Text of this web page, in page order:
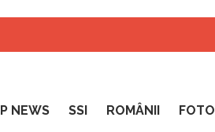
NEWS SSI ROMÂNII